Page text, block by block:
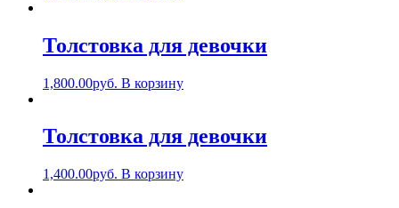
Толстовка для девочки
1,800.00руб. В корзину
Толстовка для девочки
1,400.00руб. В корзину